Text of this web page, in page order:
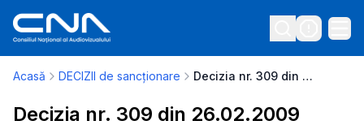
Acasă DECIZII de sancționare Decizia nr. 309 din 26.02.2009
Decizia nr. 309 din 26.02.2009